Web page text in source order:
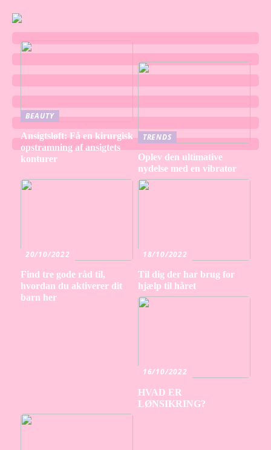
BEAUTY
Ansigtsløft: Få en kirurgisk
opstramning af ansigtets
konturer
TRENDS
Oplev den ultimative
nydelse med en vibrator
20/10/2022
Find tre gode råd til,
hvordan du aktiverer dit
barn her
18/10/2022
Til dig der har brug for
hjælp til håret
16/10/2022
HVAD ER
LØNSIKRING?